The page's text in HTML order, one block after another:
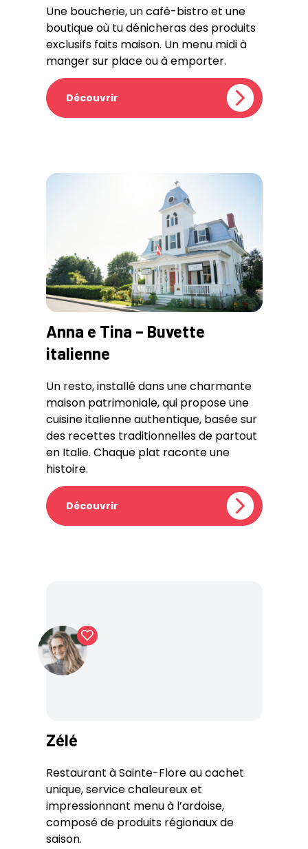
Une boucherie, un café-bistro et une
boutique où tu dénicheras des produits
exclusifs faits maison. Un menu midi à
manger sur place ou à emporter.
Découvrir
Anna e Tina – Buvette
italienne
Un resto, installé dans une charmante
maison patrimoniale, qui propose une
cuisine italienne authentique, basée sur
des recettes traditionnelles de partout
en Italie. Chaque plat raconte une
histoire.
Découvrir
Zélé
Restaurant à Sainte-Flore au cachet
unique, service chaleureux et
impressionnant menu à l’ardoise,
composé de produits régionaux de
saison.